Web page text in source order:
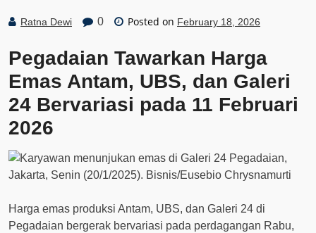
Ratna Dewi 0 Posted on February 18, 2026
Pegadaian Tawarkan Harga
Emas Antam, UBS, dan Galeri
24 Bervariasi pada 11 Februari
2026
Harga emas produksi Antam, UBS, dan Galeri 24 di
Pegadaian bergerak bervariasi pada perdagangan Rabu,